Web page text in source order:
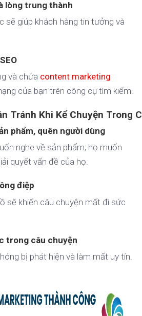
lòng trung thành
sẽ giúp khách hàng tin tưởng và
và chứa content marketing
của bạn trên công cụ tìm kiếm.
Tránh Khi Kể Chuyện Trong
phẩm, quên người dùng
nghe về sản phẩm; họ muốn
quyết vấn đề của họ.
điệp
sẽ khiến câu chuyện mất đi sức
trong câu chuyện
bị phát hiện và làm mất uy tín.